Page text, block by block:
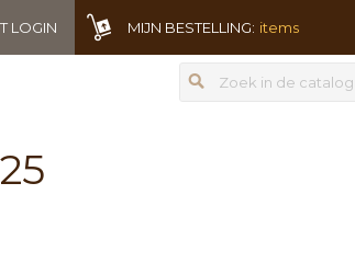
LOGIN MIJN BESTELLING: items
Zoeken